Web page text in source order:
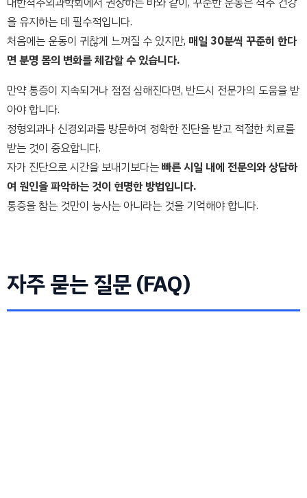
을 유지하는 데 필수적입니다.
처음에는 운동이 귀찮게 느껴질 수 있지만, 매일 30분씩 꾸준히 한다
면 분명 몸의 변화를 체감할 수 있습니다.
만약 통증이 지속되거나 점점 심해진다면, 반드시 전문가의 도움을 받
아야 합니다.
정형외과나 신경외과를 방문하여 정확한 진단을 받고 적절한 치료를
받는 것이 중요합니다.
자가 진단으로 시간을 보내기보다는빠른 시일 내에 전문의와 상담하
여 원인을 파악하는 것이 현명한 방법입니다.
통증을 참는 것만이 능사는 아니라는 것을 기억해야 합니다.
자주 묻는 질문 (FAQ)